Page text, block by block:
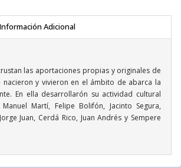
Información Adicional
las aportaciones propias y originales de
nacieron y vivieron en el ámbito de abarca la
En ella desarrollarón su actividad cultural
Martí, Felipe Bolifón, Jacinto Segura,
Juan, Cerdá Rico, Juan Andrés y Sempere